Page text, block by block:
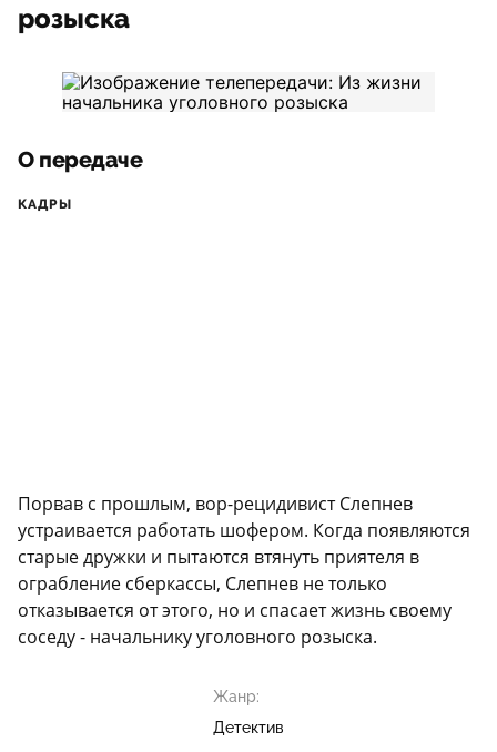
розыска
О передаче
КАДРЫ
Порвав с прошлым, вор-рецидивист Слепнев
устраивается работать шофером. Когда появляются
старые дружки и пытаются втянуть приятеля в
ограбление сберкассы, Слепнев не только
отказывается от этого, но и спасает жизнь своему
соседу - начальнику уголовного розыска.
Жанр:
Детектив